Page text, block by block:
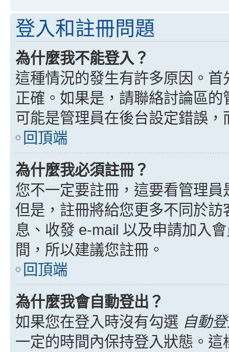
登入和註冊問題
為什麼我不能登入？
這種情況的發生有許多原因。
正確。如果是，請聯絡討論區
可能是管理員在後台設定錯誤
回頂端
為什麼我必須註冊？
您不一定要註冊，這要看管理
但是，註冊將給您更多不同於
息、收發 e-mail 以及申請加入
間，所以建議您註冊。
回頂端
為什麼我會自動登出？
如果您在登入時沒有勾選 自動
一定的時間內保持登入狀態。